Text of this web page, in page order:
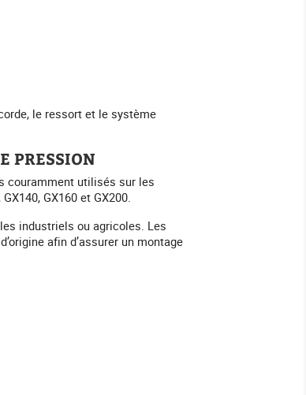
le ressort et le système
PRESSION
couramment utilisés sur les
GX160 et GX200.
industriels ou agricoles. Les
afin d’assurer un montage